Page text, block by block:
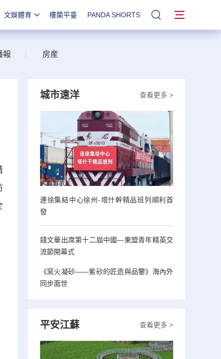
文娛體育 樓蘭平臺 PANDA SHORTS 站內搜索
報 房産
查看更多 >
城市遠洋
連徐集結中心徐州-塔什幹精品班列順利首
發
錢文華出席第十二屆中國—東盟青年精英交
流節開幕式
《窯火凝砂——紫砂的匠造與品鑒》海內外
同步面世
查看更多 >
平安江蘇